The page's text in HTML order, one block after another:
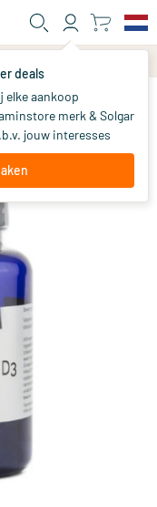
deals
elke aankoop
merk & Solgar
jouw interesses